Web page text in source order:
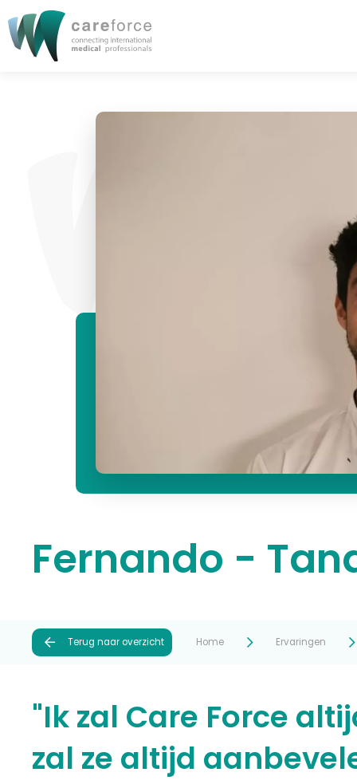
Fernando -
Terug naar overzicht Home Ervaringen
"Ik zal Care Force
zal ze altijd